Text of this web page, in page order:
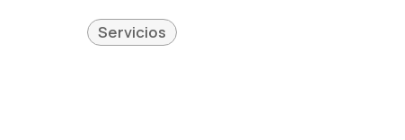
Servicios